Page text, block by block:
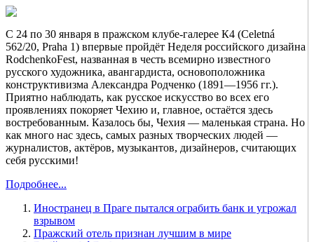
C 24 по 30 января в пражском клубе-галерее К4 (Celetná
562/20, Praha 1) впервые пройдёт Неделя российского дизайна
RodchenkoFest, названная в честь всемирно известного
русского художника, авангардиста, основоположника
конструктивизма Александра Родченко (1891—1956 гг.).
Приятно наблюдать, как русское искусство во всех его
проявлениях покоряет Чехию и, главное, остаётся здесь
востребованным. Казалось бы, Чехия — маленькая страна. Но
как много нас здесь, самых разных творческих людей —
журналистов, актёров, музыкантов, дизайнеров, считающих
себя русскими!
Подробнее...
Иностранец в Праге пытался ограбить банк и угрожал
взрывом
Пражский отель признан лучшим в мире